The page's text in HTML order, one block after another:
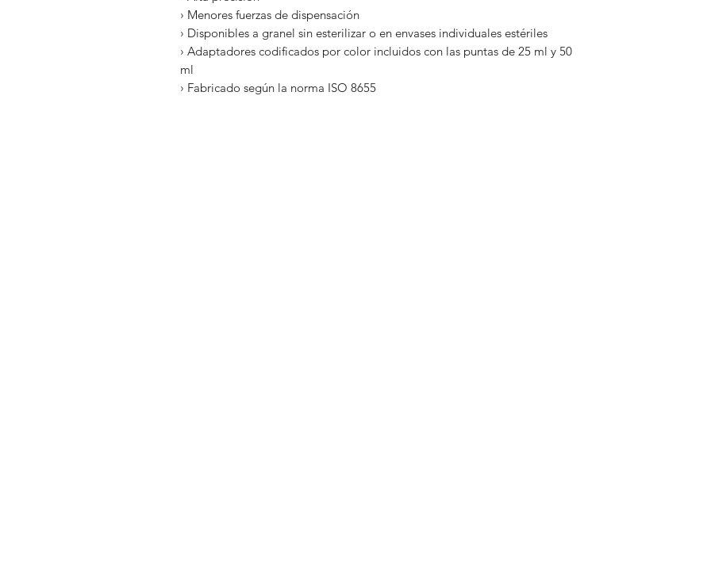
› Menores fuerzas de dispensación
› Disponibles a granel sin esterilizar o en envases individuales estériles
› Adaptadores codificados por color incluidos con las puntas de 25 ml y 50
ml
› Fabricado según la norma ISO 8655